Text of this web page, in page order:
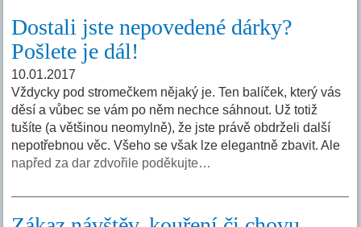
Dostali jste nepovedené dárky?
Pošlete je dál!
10.01.2017
Vždycky pod stromečkem nějaký je. Ten balíček, který vás
děsí a vůbec se vám po něm nechce sáhnout. Už totiž
tušíte (a většinou neomylně), že jste právě obdrželi další
nepotřebnou věc. Všeho se však lze elegantně zbavit. Ale
napřed za dar zdvořile poděkujte…